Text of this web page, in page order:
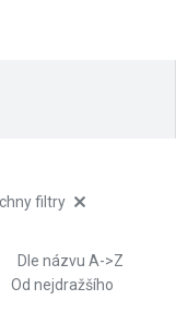
filtry
Dle názvu A->Z
Od nejdražšího